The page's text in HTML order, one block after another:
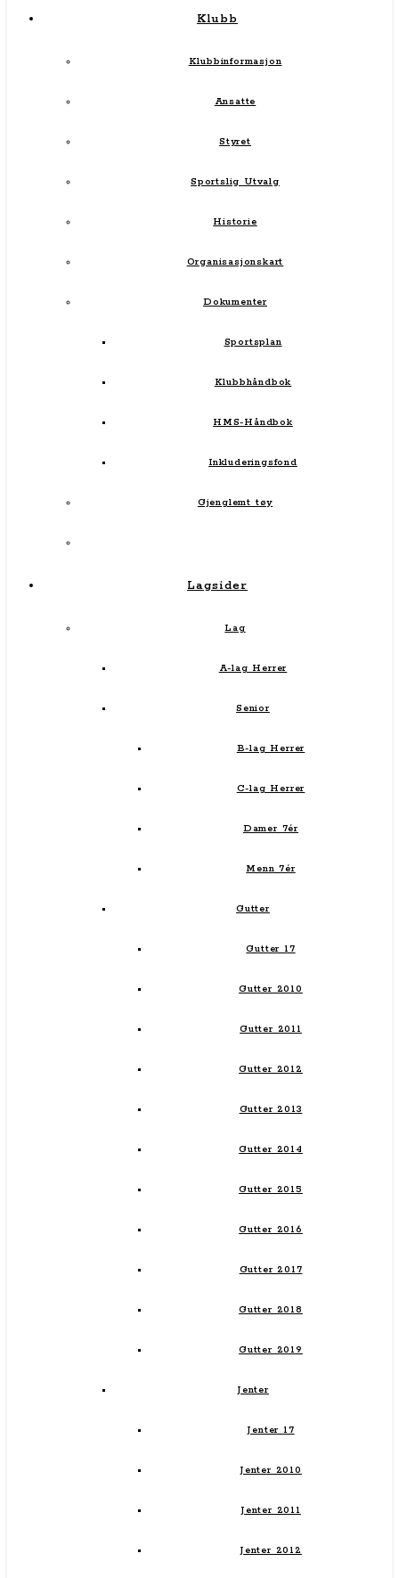
Klubb
Klubbinformasjon
Ansatte
Styret
Sportslig Utvalg
Historie
Organisasjonskart
Dokumenter
Sportsplan
Klubbhåndbok
HMS-Håndbok
Inkluderingsfond
Gjenglemt tøy
Lagsider
Lag
A-lag Herrer
Senior
B-lag Herrer
C-lag Herrer
Damer 7ér
Menn 7ér
Gutter
Gutter 17
Gutter 2010
Gutter 2011
Gutter 2012
Gutter 2013
Gutter 2014
Gutter 2015
Gutter 2016
Gutter 2017
Gutter 2018
Gutter 2019
Jenter
Jenter 17
Jenter 2010
Jenter 2011
Jenter 2012